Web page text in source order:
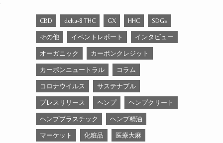
CBD delta-8 THC GX HHC SDGs
その他 イベントレポート インタビュー
オーガニック カーボンクレジット
カーボンニュートラル コラム
コロナウイルス サステナブル
プレスリリース ヘンプ ヘンプクリート
ヘンププラスチック ヘンプ精油
マーケット 化粧品 医療大麻